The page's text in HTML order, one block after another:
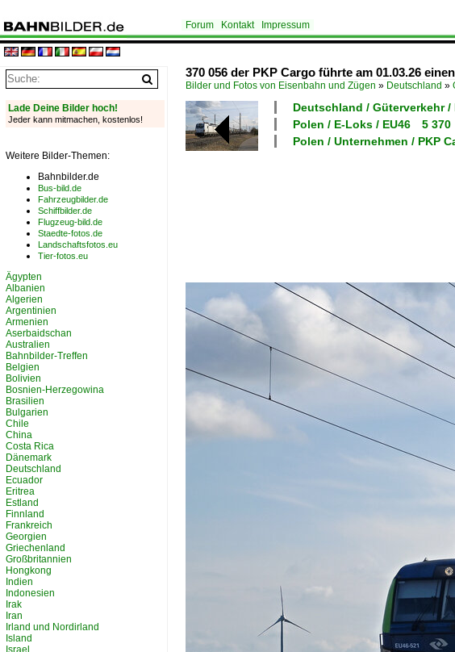
Forum Kontakt Impressum
370 056 der PKP Cargo führte am 01.03.26
Bilder und Fotos von Eisenbahn und Zügen » Deutschland »
Deutschland / Güterverkehr
Polen / E-Loks / EU46 5 370
Polen / Unternehmen / PKP
Lade Deine Bilder hoch!
Jeder kann mitmachen, kostenlos!
Weitere Bilder-Themen:
Bahnbilder.de
Bus-bild.de
Fahrzeugbilder.de
Schiffbilder.de
Flugzeug-bild.de
Staedte-fotos.de
Landschaftsfotos.eu
Tier-fotos.eu
Ägypten
Albanien
Algerien
Argentinien
Armenien
Aserbaidschan
Australien
Bahnbilder-Treffen
Belgien
Bolivien
Bosnien-Herzegowina
Brasilien
Bulgarien
Chile
China
Costa Rica
Dänemark
Deutschland
Ecuador
Eritrea
Estland
Finnland
Frankreich
Georgien
Griechenland
Großbritannien
Hongkong
Indien
Indonesien
Irak
Iran
Irland und Nordirland
Island
Israel